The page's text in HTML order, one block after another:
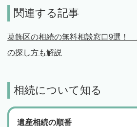
関連する記事
葛飾区の相続の無料相談窓口9選！
の探し方も解説
相続について知る
遺産相続の順番